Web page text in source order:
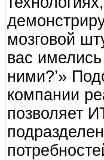
мозговой
вас
ними?’»
компании
позволяет